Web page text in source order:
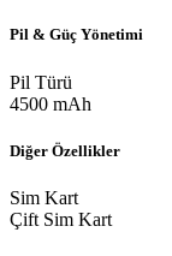
Pil & Güç Yönetimi
Pil Türü
4500 mAh
Diğer Özellikler
Sim Kart
Çift Sim Kart